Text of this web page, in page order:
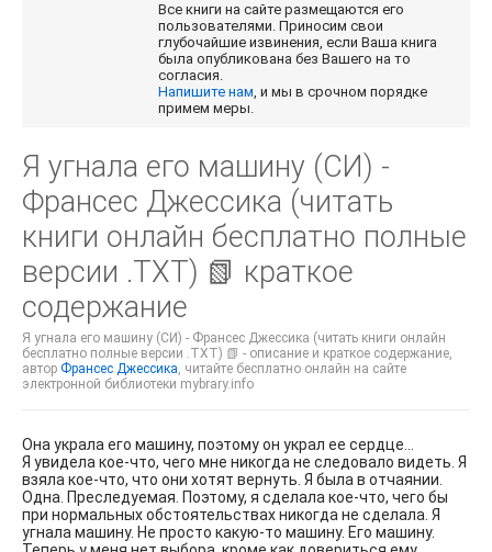
Все книги на сайте размещаются его
пользователями. Приносим свои
глубочайшие извинения, если Ваша книга
была опубликована без Вашего на то
согласия.
Напишите нам, и мы в срочном порядке
примем меры.
Я угнала его машину (СИ) -
Франсес Джессика (читать
книги онлайн бесплатно полные
версии .TXT) 📗 краткое
содержание
Я угнала его машину (СИ) - Франсес Джессика (читать книги онлайн
бесплатно полные версии .TXT) 📗 - описание и краткое содержание,
автор Франсес Джессика, читайте бесплатно онлайн на сайте
электронной библиотеки mybrary.info
Она украла его машину, поэтому он украл ее сердце…
Я увидела кое-что, чего мне никогда не следовало видеть. Я
взяла кое-что, что они хотят вернуть. Я была в отчаянии.
Одна. Преследуемая. Поэтому, я сделала кое-что, чего бы
при нормальных обстоятельствах никогда не сделала. Я
угнала машину. Не просто какую-то машину. Его машину.